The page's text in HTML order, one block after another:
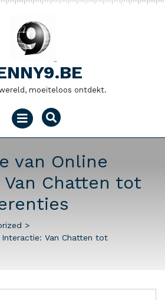
moeiteloos ontdekt.
Menu
openen
van Online
Chatten tot
>
Interactie: Van Chatten tot